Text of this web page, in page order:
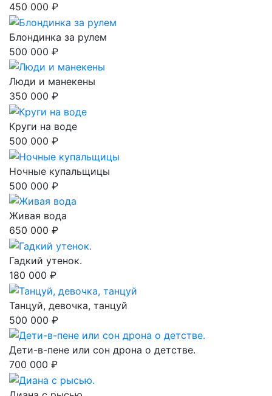
450 000 ₽
Блондинка за рулем
500 000 ₽
Люди и манекены
350 000 ₽
Круги на воде
500 000 ₽
Ночные купальщицы
500 000 ₽
Живая вода
650 000 ₽
Гадкий утенок.
180 000 ₽
Танцуй, девочка, танцуй
500 000 ₽
Дети-в-пене или сон дрона о детстве.
700 000 ₽